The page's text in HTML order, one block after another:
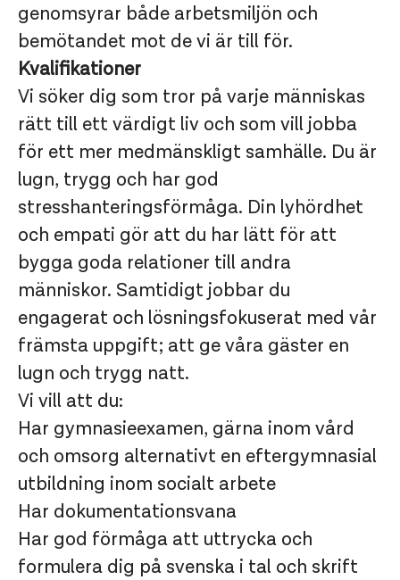
genomsyrar både arbetsmiljön och
bemötandet mot de vi är till för.
Kvalifikationer
Vi söker dig som tror på varje människas
rätt till ett värdigt liv och som vill jobba
för ett mer medmänskligt samhälle. Du är
lugn, trygg och har god
stresshanteringsförmåga. Din lyhördhet
och empati gör att du har lätt för att
bygga goda relationer till andra
människor. Samtidigt jobbar du
engagerat och lösningsfokuserat med vår
främsta uppgift; att ge våra gäster en
lugn och trygg natt.
Vi vill att du:
Har gymnasieexamen, gärna inom vård
och omsorg alternativt en eftergymnasial
utbildning inom socialt arbete
Har dokumentationsvana
Har god förmåga att uttrycka och
formulera dig på svenska i tal och skrift